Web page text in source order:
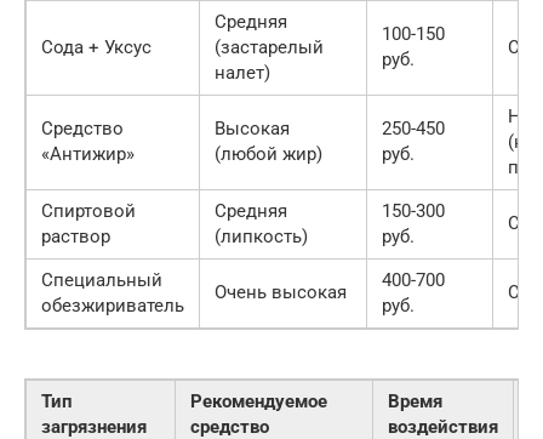
Сода + Уксус
Средняя
(застарелый
налет)
100-150
руб.
Средство
«Антижир»
Высокая
(любой жир)
250-450
руб.
Спиртовой
раствор
Средняя
(липкость)
150-300
руб.
Специальный
обезжириватель
Очень высокая
400-700
руб.
Тип
загрязнения
Рекомендуемое
средство
Время
воздействия